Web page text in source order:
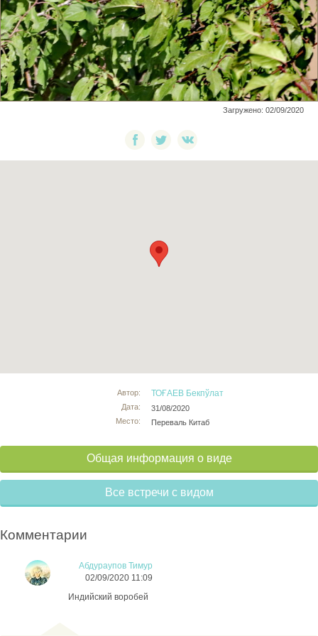
Загружено: 02/09/2020
Автор:
Дата:
Место:
ТОҒАЕВ Бекпўлат
31/08/2020
Переваль Китаб
Общая информация о виде
Все встречи с видом
Комментарии
Абдураупов Тимур
02/09/2020 11:09
Индийский воробей